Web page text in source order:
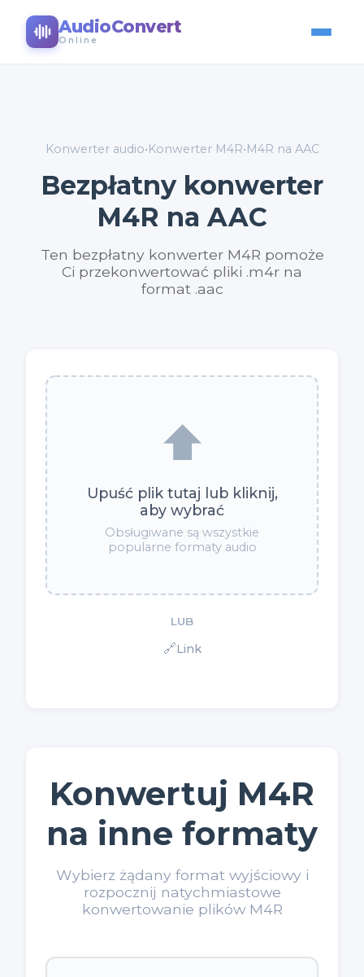
AudioConvert
Online
Konwerter audio• Konwerter M4R• M4R na AAC
Bezpłatny konwerter
M4R na AAC
Ten bezpłatny konwerter M4R pomoże
Ci przekonwertować pliki .m4r na
format .aac
⬆️
Upuść plik tutaj lub kliknij,
aby wybrać
Obsługiwane są wszystkie
popularne formaty audio
LUB
🔗Link
Konwertuj M4R
na inne formaty
Wybierz żądany format wyjściowy i
rozpocznij natychmiastowe
konwertowanie plików M4R